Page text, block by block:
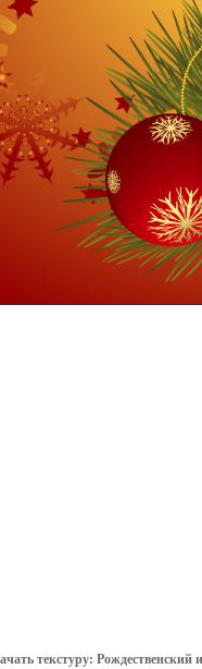
текстуру: Рождественский